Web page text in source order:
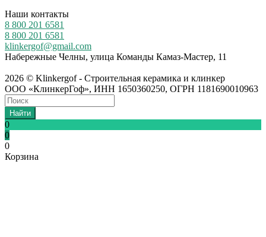
Наши контакты
8 800 201 6581
8 800 201 6581
klinkergof@gmail.com
Набережные Челны, улица Команды Камаз-Мастер, 11
2026 © Klinkergof - Строительная керамика и клинкер
ООО «КлинкерГоф», ИНН 1650360250, ОГРН 1181690010963
Найти
0
0
0
Корзина